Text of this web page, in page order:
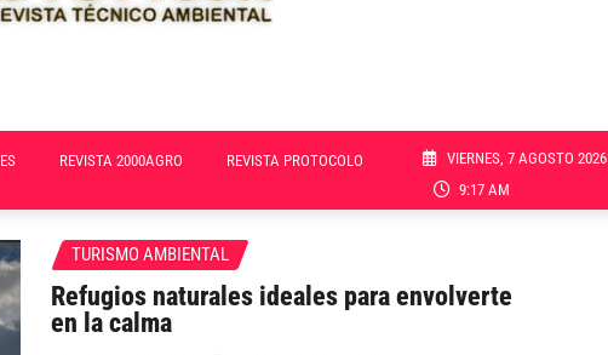
REVISTA 2000AGRO REVISTA PROTOCOLO
VIERNES, 7 AGOSTO 2026
9:17 AM
TURISMO AMBIENTAL
Refugios naturales ideales para envolverte
en la calma